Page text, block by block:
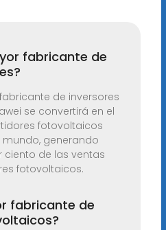
fabricante de
de inversores
se convertirá en el
fotovoltaicos
generando
ciento de las ventas
fotovoltaicos.
fabricante de